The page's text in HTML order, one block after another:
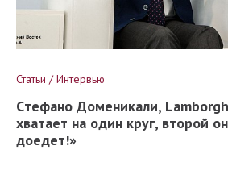
Статьи / Интервью
Cтефано Доменикали,
хватает на один круг, второй
доедет!»